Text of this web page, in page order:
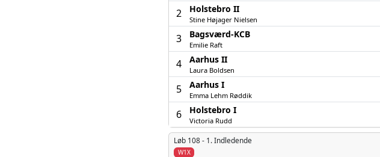
2 Holstebro II
Stine Højager Nielsen
3 Bagsværd-KCB
Emilie Raft
4 Aarhus II
Laura Boldsen
5 Aarhus I
Emma Lehm Røddik
6 Holstebro I
Victoria Rudd
Løb 108 - 1. Indledende
W1X